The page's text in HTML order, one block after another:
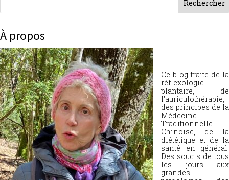
À propos
Ce blog traite de la
réflexologie
plantaire, de
l’auriculothérapie,
des principes de la
Médecine
Traditionnelle
Chinoise, de la
diététique et de la
santé en général.
Des soucis de tous
les jours aux
grandes